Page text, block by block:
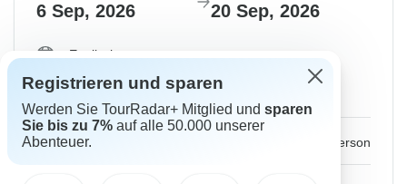
6 Sep, 2026 20 Sep, 2026
Englisch
Fast ausgebucht
Garantierte Durchführung
Ab: per person
Registrieren und sparen
Werden Sie TourRadar+ Mitglied und sparen
Sie bis zu 7% auf alle 50.000 unserer
Abenteuer.